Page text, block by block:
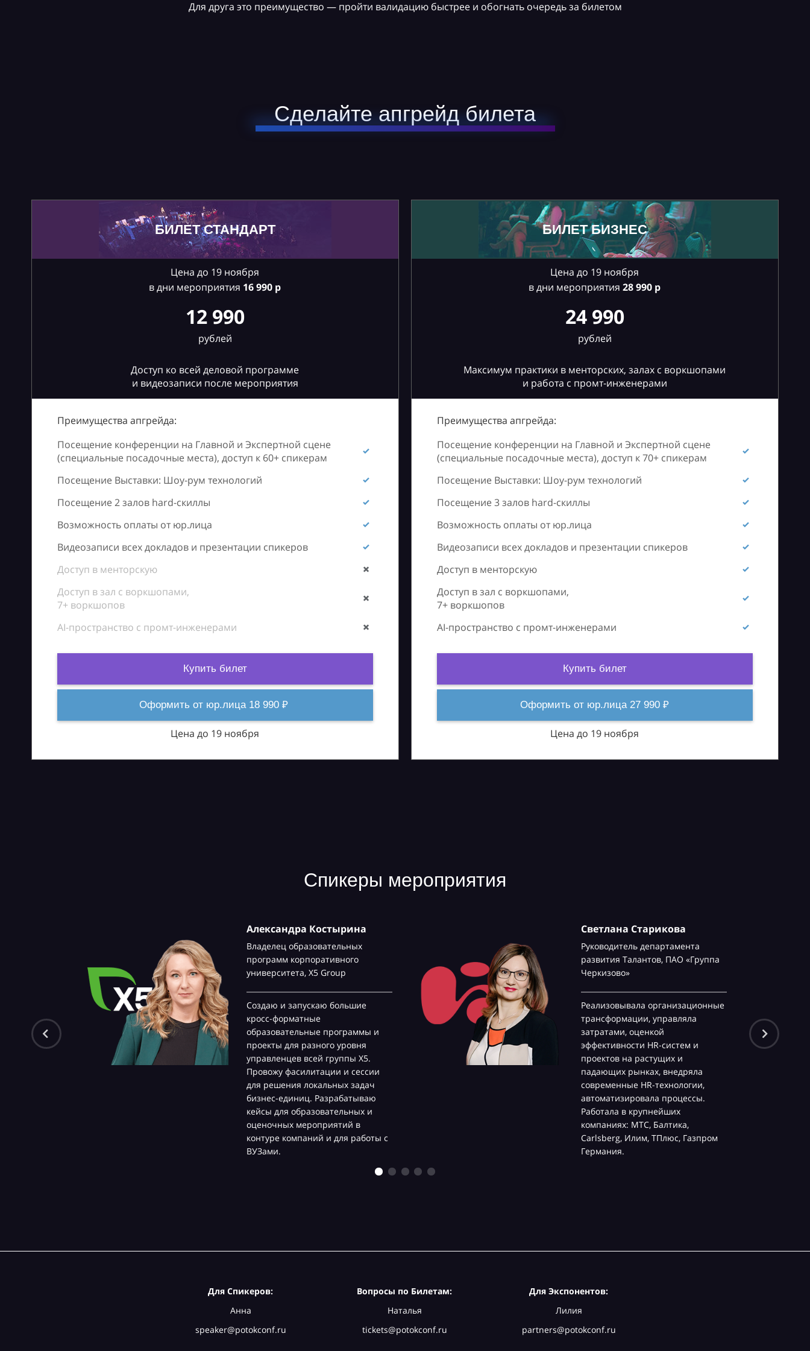
Для друга это преимущество — пройти валидацию быстрее и обогнать очередь за билетом
Сделайте апгрейд билета
БИЛЕТ СТАНДАРТ
Цена до 19 ноября
в дни мероприятия 16990 р
12 990
рублей
Доступ ко всей деловой программе
и видеозаписи после мероприятия
Преимущества апгрейда:
Посещение конференции на Главной и Экспертной сцене
(специальные посадочные места), доступ к 60+ спикерам
Посещение Выставки: Шоу-рум технологий
Посещение 2 залов hard-скиллы
Возможность оплаты от юр.лица
Видеозаписи всех докладов и презентации спикеров
Доступ в менторскую
Доступ в зал с воркшопами,
7+ воркшопов
AI-пространство с промт-инженерами
Купить билет
Оформить от юр.лица 18 990 ₽
Цена до 19 ноября
БИЛЕТ БИЗНЕС
Цена до 19 ноября
в дни мероприятия 28990 р
24 990
рублей
Максимум практики в менторских, залах с воркшопами
и работа с промт-инженерами
Преимущества апгрейда:
Посещение конференции на Главной и Экспертной сцене
(специальные посадочные места), доступ к 70+ спикерам
Посещение Выставки: Шоу-рум технологий
Посещение 3 залов hard-скиллы
Возможность оплаты от юр.лица
Видеозаписи всех докладов и презентации спикеров
Доступ в менторскую
Доступ в зал с воркшопами,
7+ воркшопов
AI-пространство с промт-инженерами
Купить билет
Оформить от юр.лица 27 990 ₽
Цена до 19 ноября
Спикеры мероприятия
Александра Костырина
Владелец образовательных
программ корпоративного
университета, Х5 Group
Создаю и запускаю большие
кросс-форматные
образовательные программы и
проекты для разного уровня
управленцев всей группы Х5.
Провожу фасилитации и сессии
для решения локальных задач
бизнес-единиц. Разрабатываю
кейсы для образовательных и
оценочных мероприятий в
контуре компаний и для работы с
ВУЗами.
Светлана Старикова
Руководитель департамента
развития Талантов, ПАО «Группа
Черкизово»
Реализовывала организационные
трансформации, управляла
затратами, оценкой
эффективности HR-систем и
проектов на растущих и
падающих рынках, внедряла
современные HR-технологии,
автоматизировала процессы.
Работала в крупнейших
компаниях: МТС, Балтика,
Carlsberg, Илим, ТПлюс, Газпром
Германия.
Для Спикеров:
Анна
speaker@potokconf.ru
Вопросы по Билетам:
Наталья
tickets@potokconf.ru
Для Экспонентов:
Лилия
partners@potokconf.ru